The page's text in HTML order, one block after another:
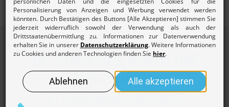
HILFREICHES RUND UM
BERATUNG &
STEUERERKLÄRUNG